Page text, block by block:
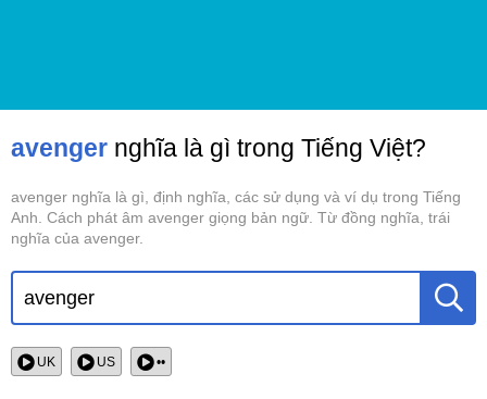
avenger nghĩa là gì trong Tiếng Việt?
avenger nghĩa là gì, định nghĩa, các sử dụng và ví dụ trong Tiếng
Anh. Cách phát âm avenger giọng bản ngữ. Từ đồng nghĩa, trái
nghĩa của avenger.
UK US ••